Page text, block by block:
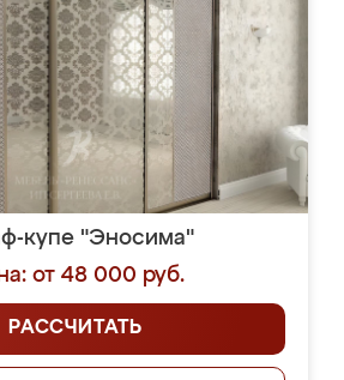
купе "Эносима"
от 48 000 руб.
РАССЧИТАТЬ